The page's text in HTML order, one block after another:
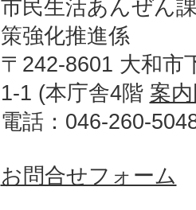
市民生活あんぜん
策強化推進係
〒242-8601 大和市
1-1 (本庁舎4階 案
電話：046-260-
お問合せフォーム